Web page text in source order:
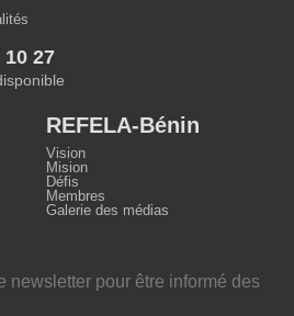
10 27
REFELA-Bénin
Vision
Mision
Défis
Membres
Galerie des médias
newsletter pour être informé des